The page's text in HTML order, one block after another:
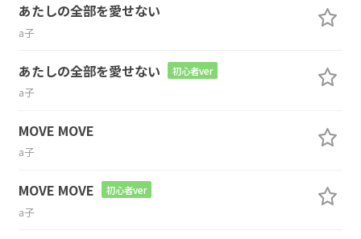
あたしの全部を愛せない
a子
あたしの全部を愛せない 初心者ver
a子
MOVE MOVE
a子
MOVE MOVE 初心者ver
a子